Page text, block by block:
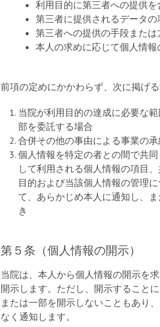
利用目的に第三者への提供を
第三者に提供されるデータの
第三者への提供の手段または
本人の求めに応じて個人情
前項の定めにかかわらず、次に掲げ
当院が利用目的の達成に必要な
部を委託する場合
合併その他の事由による事業の
個人情報を特定の者との間で共
して利用される個人情報の項目
目的および当該個人情報の管理
て、あらかじめ本人に通知し、
き
第５条（個人情報の開示）
当院は、本人から個人情報の開示を
開示します。ただし、開示すること
または一部を開示しないこともあり
なく通知します。